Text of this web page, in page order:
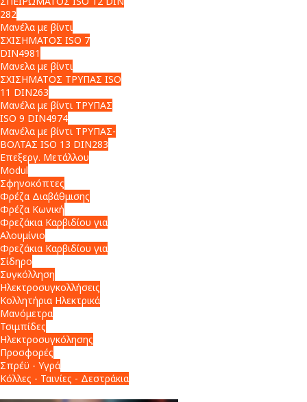
282
Μανέλα με βίντι
ΣΧΙΣΗΜΑΤΟΣ ISO 7
DIN4981
Μανελα με βίντι
ΣΧΙΣΗΜΑΤΟΣ ΤΡΥΠΑΣ ISO
11 DIN263
Μανέλα με βίντι ΤΡΥΠΑΣ
ISO 9 DIN4974
Μανέλα με βίντι ΤΡΥΠΑΣ-
ΒΟΛΤΑΣ ISO 13 DIN283
Επεξεργ. Μετάλλου
Modul
Σφηνοκόπτες
Φρέζα Διαβάθμισης
Φρέζα Κωνική
Φρεζάκια Καρβιδίου για
Αλουμίνιο
Φρεζάκια Καρβιδίου για
Σίδηρο
Συγκόλληση
Ηλεκτροσυγκολλήσεις
Κολλητήρια Ηλεκτρικά
Μανόμετρα
Τσιμπίδες
Ηλεκτροσυγκόλησης
Προσφορές
Σπρέϋ - Υγρά
Κόλλες - Ταινίες - Δεστράκια